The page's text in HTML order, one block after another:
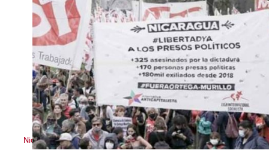
Nicaragua : ce que c’était, ce que cela pourrait être, ce que c’est